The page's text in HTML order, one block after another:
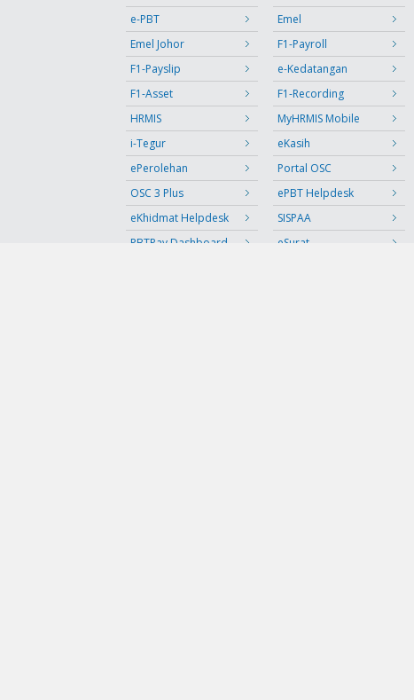
e-PBT
Emel
Emel Johor
F1-Payroll
F1-Payslip
e-Kedatangan
F1-Asset
F1-Recording
HRMIS
MyHRMIS Mobile
i-Tegur
eKasih
ePerolehan
Portal OSC
OSC 3 Plus
ePBT Helpdesk
eKhidmat Helpdesk
SISPAA
PBTPay Dashboard
eSurat